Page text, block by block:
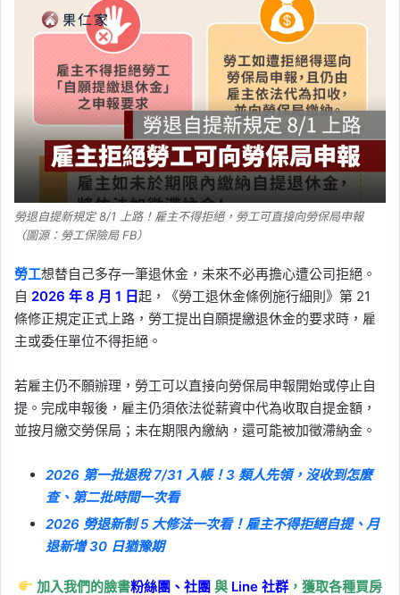
勞退自提新規定 8/1 上路！雇主不得拒絕，勞工可直接向勞保局申報
（圖源：勞工保險局 FB）
勞工想替自己多存一筆退休金，未來不必再擔心遭公司拒絕。
自 2026 年 8 月 1 日起，《勞工退休金條例施行細則》第 21
條修正規定正式上路，勞工提出自願提繳退休金的要求時，雇
主或委任單位不得拒絕。
若雇主仍不願辦理，勞工可以直接向勞保局申報開始或停止自
提。完成申報後，雇主仍須依法從薪資中代為收取自提金額，
並按月繳交勞保局；未在期限內繳納，還可能被加徵滯納金。
2026 第一批退稅 7/31 入帳！3 類人先領，沒收到怎麼
查、第二批時間一次看
2026 勞退新制 5 大修法一次看！雇主不得拒絕自提、月
退新增 30 日猶豫期
加入我們的臉書粉絲團、社團與 Line社群 ，獲取各種買房